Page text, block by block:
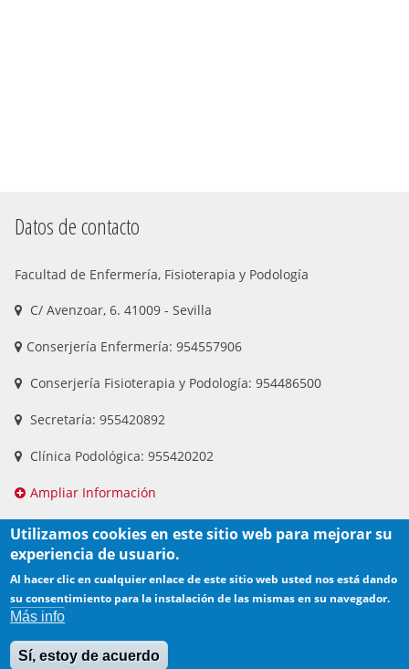
Datos de contacto
Facultad de Enfermería, Fisioterapia y Podología
C/ Avenzoar, 6. 41009 - Sevilla
Conserjería Enfermería: 954557906
Conserjería Fisioterapia y Podología: 954486500
Secretaría: 955420892
Clínica Podológica: 955420202
Ampliar Información
Utilizamos cookies en este sitio web para mejorar su
experiencia de usuario.
Al hacer clic en cualquier enlace de este sitio web usted nos está dando
su consentimiento para la instalación de las mismas en su navegador.
Más info
Sí, estoy de acuerdo